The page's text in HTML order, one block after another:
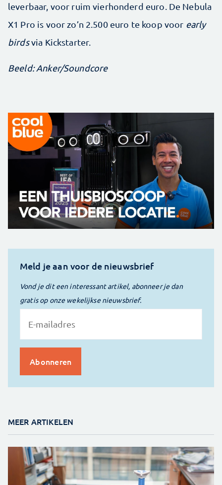
leverbaar, voor ruim vierhonderd euro. De Nebula
X1 Pro is voor zo’n 2.500 euro te koop voor early
birdsvia Kickstarter.
Beeld: Anker/Soundcore
Meld je aan voor de nieuwsbrief
Vond je dit een interessant artikel, abonneer je dan
gratis op onze wekelijkse nieuwsbrief.
MEER ARTIKELEN